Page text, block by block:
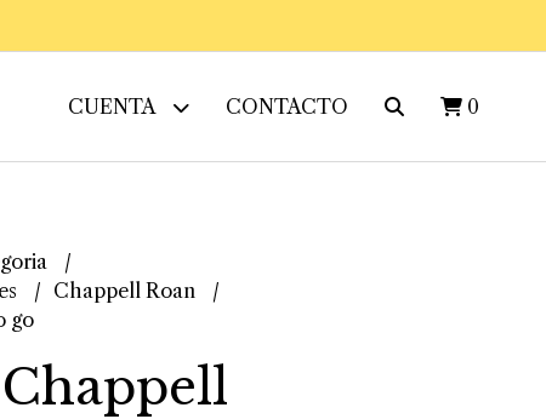
CUENTA CONTACTO 0
Chappell Roan
go